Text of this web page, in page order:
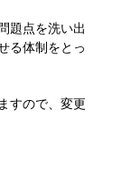
題点を洗い出
る体制をとっ
すので、変更